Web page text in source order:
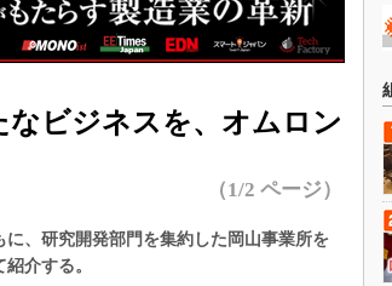
ロボット展
ャパンモビリティショー
FRONTIER
VR／AR
フィールドサービス
組み込み画像技術
車載ソフト開発
ISO26262
FA
モビリティ
なビジネスを、オムロン
（1/2 ページ）
、研究開発部門を集約した岡山事業所を
介する。